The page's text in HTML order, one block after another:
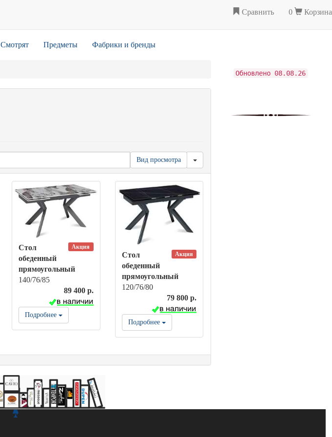
Сравнить 0 Корзина
Смотрят Предметы Фабрики и бренды
Вид просмотра
Акция
Стол
обеденный
прямоугольный
140/76/85
89 400 р.
Подробнее
Акция
Стол
обеденный
прямоугольный
120/76/80
79 800 р.
Подробнее
Обновлено 08.08.26